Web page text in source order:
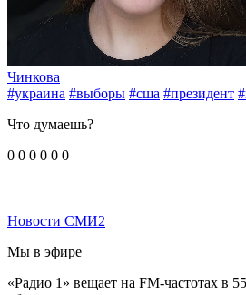
Чинкова
#украина #выборы #сша #президент
Что думаешь?
0 0 0 0 0 0
Новости СМИ2
Мы в эфире
«Радио 1» вещает на FM-частотах в